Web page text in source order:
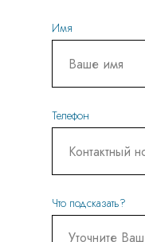
Имя
Телефон
Что подсказать?